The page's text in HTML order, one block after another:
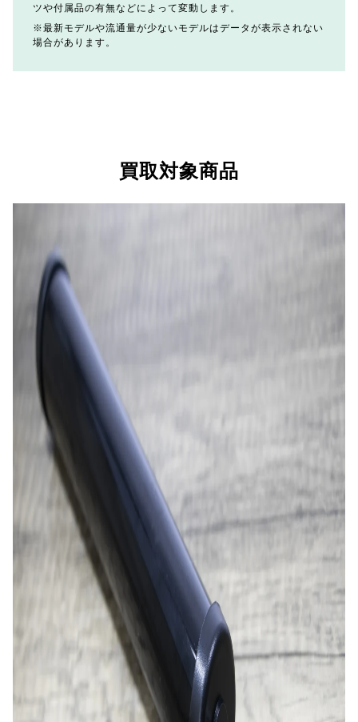
ツや付属品の有無などによって変動します。
最新モデルや流通量が少ないモデルはデータが表示されない
場合があります。
買取対象商品